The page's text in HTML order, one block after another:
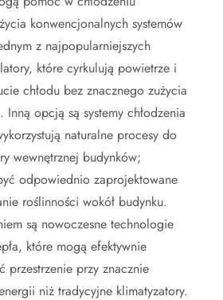
konwencjonalnych systemów
z najpopularniejszych
które cyrkulują powietrze i
chłodu bez znacznego zużycia
opcją są systemy chłodzenia
naturalne procesy do
wewnętrznej budynków;
odpowiednio zaprojektowane
roślinności wokół budynku.
są nowoczesne technologie
które mogą efektywnie
przestrzenie przy znacznie
niż tradycyjne klimatyzatory.